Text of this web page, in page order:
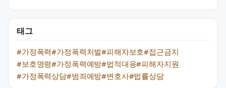
태그
#가정폭력#가정폭력처벌#피해자보호#접근금지
#보호명령#가정폭력예방#법적대응#피해자지원
#가정폭력상담#범죄예방#변호사#법률상담